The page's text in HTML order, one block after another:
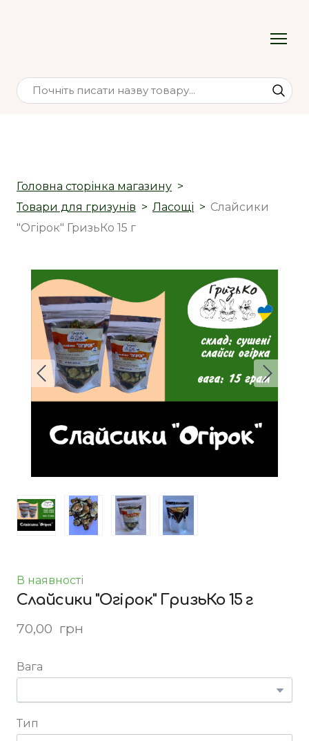
Головна сторінка магазину
Товари для гризунів
Ласощі
Слайсики
"Огірок" ГризьКо 15 г
В наявності
Слайсики "Огірок" ГризьКо 15 г
70,00  грн
Вага
Тип